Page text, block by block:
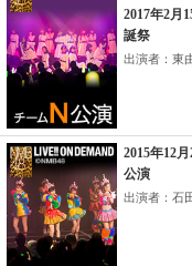
2017年2月
誕祭
出演者：東
2015年12
公演
出演者：石